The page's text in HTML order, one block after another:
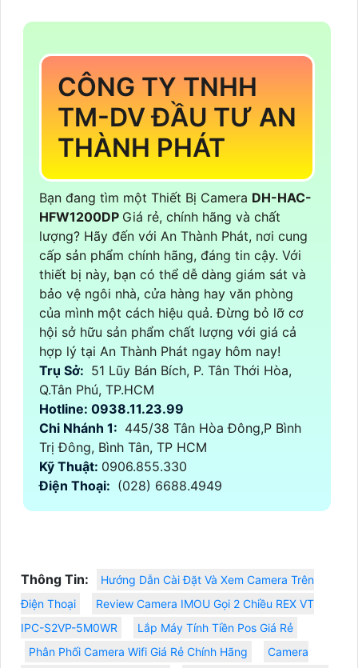
CÔNG TY TNHH
TM-DV ĐẦU TƯ AN
THÀNH PHÁT
Bạn đang tìm một Thiết Bị Camera DH-HAC-
HFW1200DP Giá rẻ, chính hãng và chất
lượng? Hãy đến với An Thành Phát, nơi cung
cấp sản phẩm chính hãng, đáng tin cậy. Với
thiết bị này, bạn có thể dễ dàng giám sát và
bảo vệ ngôi nhà, cửa hàng hay văn phòng
của mình một cách hiệu quả. Đừng bỏ lỡ cơ
hội sở hữu sản phẩm chất lượng với giá cả
hợp lý tại An Thành Phát ngay hôm nay!
Trụ Sở: 51 Lũy Bán Bích, P. Tân Thới Hòa,
Q.Tân Phú, TP.HCM
Hotline: 0938.11.23.99
Chi Nhánh 1: 445/38 Tân Hòa Đông,P Bình
Trị Đông, Bình Tân, TP HCM
Kỹ Thuật: 0906.855.330
Điện Thoại: (028) 6688.4949
Thông Tin:
Hướng Dẫn Cài Đặt Và Xem Camera Trên
Điện Thoại
Review Camera IMOU Gọi 2 Chiều REX VT
IPC-S2VP-5M0WR
Lắp Máy Tính Tiền Pos Giá Rẻ
Phân Phối Camera Wifi Giá Rẻ Chính Hãng
Camera